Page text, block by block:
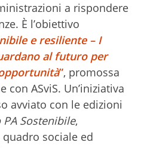
a rispondere
È l’obiettivo
e resiliente – I
al futuro per
”, promossa
con ASviS. Un’iniziativa
avviato con le edizioni
PA Sostenibile,
sociale ed